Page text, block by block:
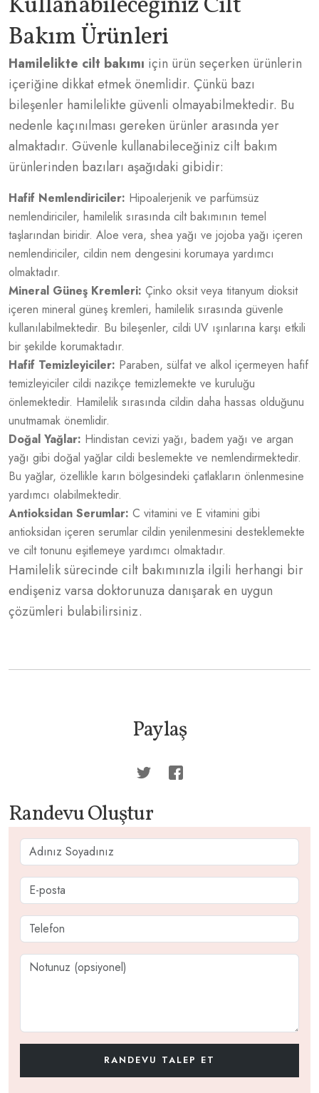
Bakım Ürünleri
Hamilelikte cilt bakımı için ürün seçerken ürünlerin
içeriğine dikkat etmek önemlidir. Çünkü bazı
bileşenler hamilelikte güvenli olmayabilmektedir. Bu
nedenle kaçınılması gereken ürünler arasında yer
almaktadır. Güvenle kullanabileceğiniz cilt bakım
ürünlerinden bazıları aşağıdaki gibidir:
Hafif Nemlendiriciler: Hipoalerjenik ve parfümsüz
nemlendiriciler, hamilelik sırasında cilt bakımının temel
taşlarından biridir. Aloe vera, shea yağı ve jojoba yağı içeren
nemlendiriciler, cildin nem dengesini korumaya yardımcı
olmaktadır.
Mineral Güneş Kremleri: Çinko oksit veya titanyum dioksit
içeren mineral güneş kremleri, hamilelik sırasında güvenle
kullanılabilmektedir. Bu bileşenler, cildi UV ışınlarına karşı etkili
bir şekilde korumaktadır.
Hafif Temizleyiciler: Paraben, sülfat ve alkol içermeyen hafif
temizleyiciler cildi nazikçe temizlemekte ve kuruluğu
önlemektedir. Hamilelik sırasında cildin daha hassas olduğunu
unutmamak önemlidir.
Doğal Yağlar: Hindistan cevizi yağı, badem yağı ve argan
yağı gibi doğal yağlar cildi beslemekte ve nemlendirmektedir.
Bu yağlar, özellikle karın bölgesindeki çatlakların önlenmesine
yardımcı olabilmektedir.
Antioksidan Serumlar: C vitamini ve E vitamini gibi
antioksidan içeren serumlar cildin yenilenmesini desteklemekte
ve cilt tonunu eşitlemeye yardımcı olmaktadır.
Hamilelik sürecinde cilt bakımınızla ilgili herhangi bir
endişeniz varsa doktorunuza danışarak en uygun
çözümleri bulabilirsiniz.
Paylaş
Randevu Oluştur